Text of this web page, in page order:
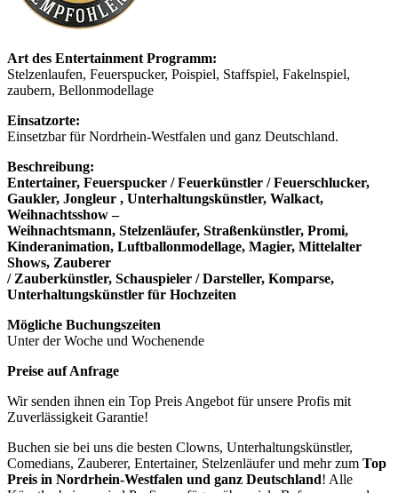
Art des Entertainment Programm:
Stelzenlaufen, Feuerspucker, Poispiel, Staffspiel, Fakelnspiel,
zaubern, Bellonmodellage
Einsatzorte:
Einsetzbar für Nordrhein-Westfalen und ganz Deutschland.
Beschreibung:
Entertainer, Feuerspucker / Feuerkünstler / Feuerschlucker,
Gaukler, Jongleur , Unterhaltungskünstler, Walkact,
Weihnachtsshow –
Weihnachtsmann, Stelzenläufer, Straßenkünstler, Promi,
Kinderanimation, Luftballonmodellage, Magier, Mittelalter
Shows, Zauberer
/ Zauberkünstler, Schauspieler / Darsteller, Komparse,
Unterhaltungskünstler für Hochzeiten
Mögliche Buchungszeiten
Unter der Woche und Wochenende
Preise auf Anfrage
Wir senden ihnen ein Top Preis Angebot für unsere Profis mit
Zuverlässigkeit Garantie!
Buchen sie bei uns die besten Clowns, Unterhaltungskünstler,
Comedians, Zauberer, Entertainer, Stelzenläufer und mehr zum Top
Preis in Nordrhein-Westfalen und ganz Deutschland! Alle